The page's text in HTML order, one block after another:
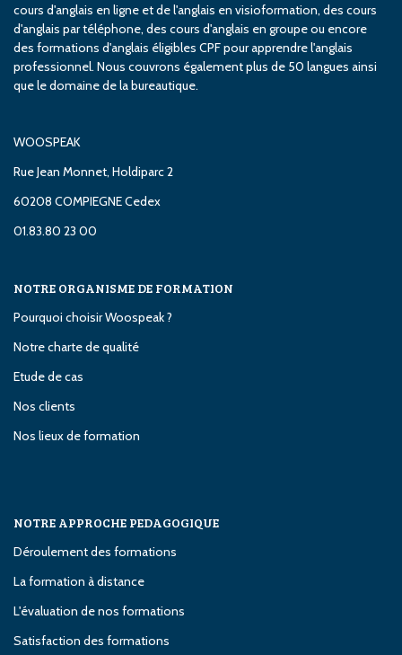
cours d'anglais en ligne et de l'anglais en visioformation, des cours
d'anglais par téléphone, des cours d'anglais en groupe ou encore
des formations d'anglais éligibles CPF pour apprendre l'anglais
professionnel. Nous couvrons également plus de 50 langues ainsi
que le domaine de la bureautique.
WOOSPEAK
Rue Jean Monnet, Holdiparc 2
60208 COMPIEGNE Cedex
01.83.80 23 00
NOTRE ORGANISME DE FORMATION
Pourquoi choisir Woospeak ?
Notre charte de qualité
Etude de cas
Nos clients
Nos lieux de formation
NOTRE APPROCHE PEDAGOGIQUE
Déroulement des formations
La formation à distance
L'évaluation de nos formations
Satisfaction des formations